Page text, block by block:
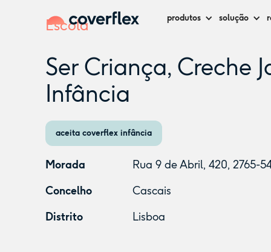
produtos solução
Escola
Ser Criança, Creche
Infância
aceita coverflex infância
Morada
Rua 9 de Abril, 420, 2765-
Concelho
Cascais
Distrito
Lisboa